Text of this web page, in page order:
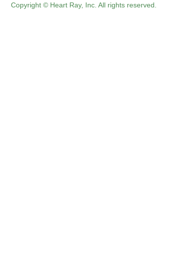
Copyright © Heart Ray, Inc. All rights reserved.